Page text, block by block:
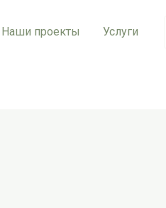
Наши проекты Услуги